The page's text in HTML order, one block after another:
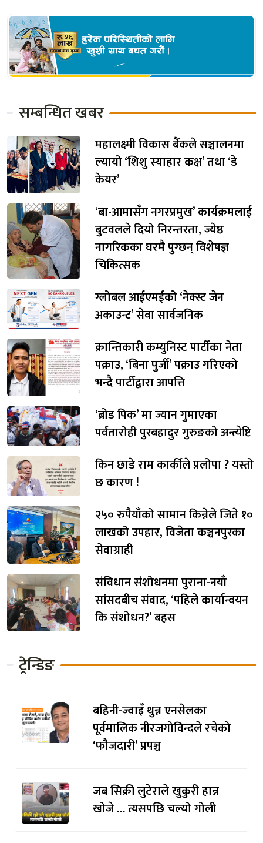
सम्बन्धित खबर
महालक्ष्मी विकास बैंकले सञ्चालनमा
ल्यायो ‘शिशु स्याहार कक्ष’ तथा ‘डे
केयर’
‘बा-आमासँग नगरप्रमुख’ कार्यक्रमलाई
बुटवलले दियो निरन्तरता, ज्येष्ठ
नागरिकका घरमै पुग्छन् विशेषज्ञ
चिकित्सक
ग्लोबल आईएमईको ‘नेक्स्ट जेन
अकाउन्ट’ सेवा सार्वजनिक
क्रान्तिकारी कम्युनिस्ट पार्टीका नेता
पक्राउ, ‘बिना पुर्जी’ पक्राउ गरिएको
भन्दै पार्टीद्वारा आपत्ति
‘ब्रोड पिक’ मा ज्यान गुमाएका
पर्वतारोही पुरबहादुर गुरुङको अन्त्येष्टि
किन छाडे राम कार्कीले प्रलोपा ? यस्तो
छ कारण !
२५० रुपैयाँको सामान किन्नेले जिते १०
लाखको उपहार, विजेता कञ्चनपुरका
सेवाग्राही
संविधान संशोधनमा पुराना-नयाँ
सांसदबीच संवाद, ‘पहिले कार्यान्वयन
कि संशोधन?’ बहस
ट्रेन्डिङ
बहिनी-ज्वाइँ थुन्न एनसेलका
पूर्वमालिक नीरजगोविन्दले रचेको
‘फौजदारी’ प्रपञ्च
जब सिक्री लुटेराले खुकुरी हान्न
खोजे … त्यसपछि चल्यो गोली